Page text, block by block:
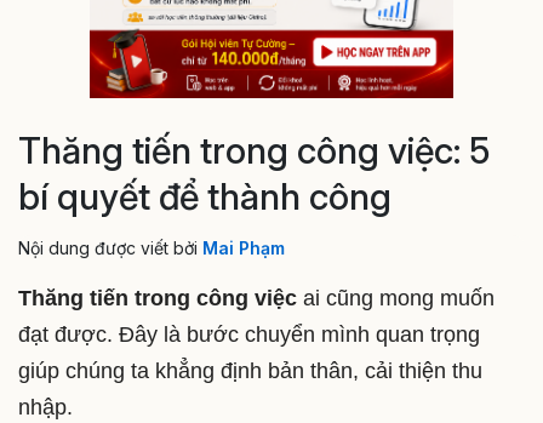
Thăng tiến trong công việc: 5
bí quyết để thành công
Nội dung được viết bởi Mai Phạm
Thăng tiến trong công việc ai cũng mong muốn
đạt được. Đây là bước chuyển mình quan trọng
giúp chúng ta khẳng định bản thân, cải thiện thu
nhập.